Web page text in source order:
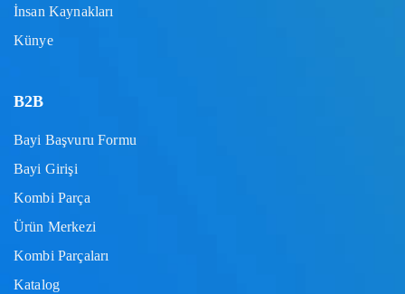
İnsan Kaynakları
Künye
B2B
Bayi Başvuru Formu
Bayi Girişi
Kombi Parça
Ürün Merkezi
Kombi Parçaları
Katalog